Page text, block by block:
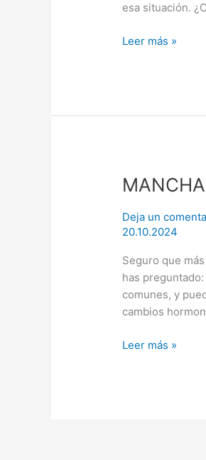
esa situación.
Leer más »
Deja un
20.10.2024
Seguro que
has
comunes, y
cambios
MANCHAS
LA
PIEL,
HACER?
Leer más »